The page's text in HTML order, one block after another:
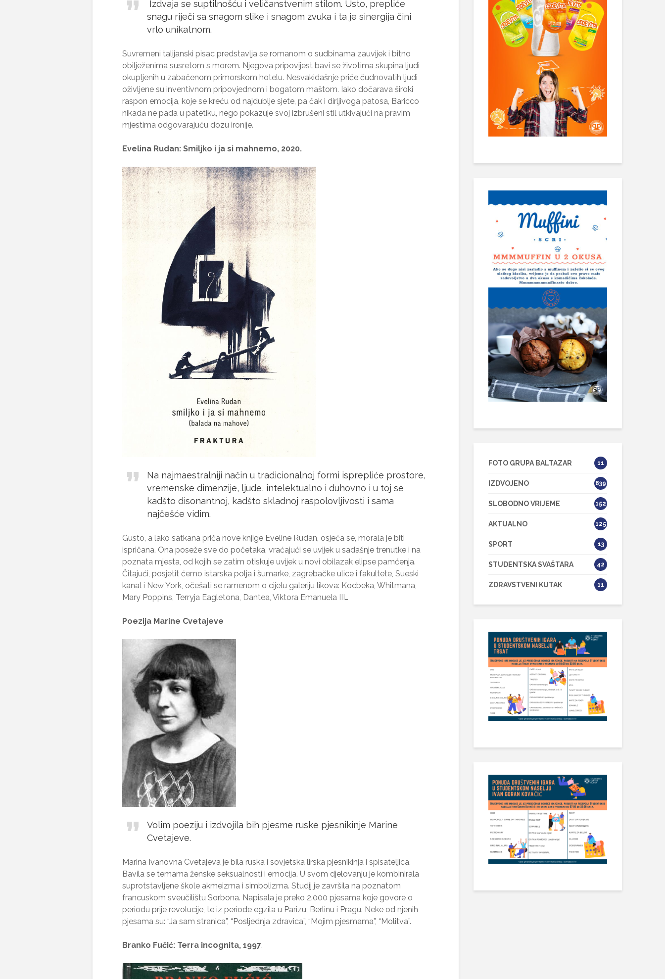
Izdvaja se suptilnošću i veličanstvenim stilom. Usto, prepliće
snagu riječi sa snagom slike i snagom zvuka i ta je sinergija čini
vrlo unikatnom.
Suvremeni talijanski pisac predstavlja se romanom o sudbinama zauvijek i bitno
obilježenima susretom s morem. Njegova pripovijest bavi se životima skupina ljudi
okupljenih u zabačenom primorskom hotelu. Nesvakidašnje priče čudnovatih ljudi
oživljene su inventivnom pripovjednom i bogatom maštom. Iako dočarava široki
raspon emocija, koje se kreću od najdublje sjete, pa čak i dirljivoga patosa, Baricco
nikada ne pada u patetiku, nego pokazuje svoj izbrušeni stil utkivajući na pravim
mjestima odgovarajuću dozu ironije.
Evelina Rudan: Smiljko i ja si mahnemo, 2020.
Na najmaestralniji način u tradicionalnoj formi isprepliće prostore,
vremenske dimenzije, ljude, intelektualno i duhovno i u toj se
kadšto disonantnoj, kadšto skladnoj raspolovljivosti i sama
najčešće vidim.
Gusto, a lako satkana priča nove knjige Eveline Rudan, osjeća se, morala je biti
ispričana. Ona poseže sve do početaka, vraćajući se uvijek u sadašnje trenutke i na
poznata mjesta, od kojih se zatim otiskuje uvijek u novi obilazak elipse pamćenja.
Čitajući, posjetit ćemo istarska polja i šumarke, zagrebačke ulice i fakultete, Sueski
kanal i New York, očešati se ramenom o cijelu galeriju likova: Kocbeka, Whitmana,
Mary Poppins, Terryja Eagletona, Dantea, Viktora Emanuela III…
Poezija Marine Cvetajeve
Volim poeziju i izdvojila bih pjesme ruske pjesnikinje Marine
Cvetajeve.
Marina Ivanovna Cvetajeva je bila ruska i sovjetska lirska pjesnikinja i spisateljica.
Bavila se temama ženske seksualnosti i emocija. U svom djelovanju je kombinirala
suprotstavljene škole akmeizma i simbolizma. Studij je završila na poznatom
francuskom sveučilištu Sorbona. Napisala je preko 2.000 pjesama koje govore o
periodu prije revolucije, te iz periode egzila u Parizu, Berlinu i Pragu. Neke od njenih
pjesama su: “Ja sam stranica”, “Posljednja zdravica”, “Mojim pjesmama”, “Molitva”.
Branko Fučić: Terra incognita, 1997.
FOTO GRUPA BALTAZAR 11
IZDVOJENO 839
SLOBODNO VRIJEME 152
AKTUALNO 125
SPORT 13
STUDENTSKA SVAŠTARA 42
ZDRAVSTVENI KUTAK 11